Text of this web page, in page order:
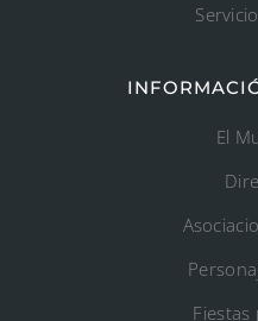
El
Fiestas